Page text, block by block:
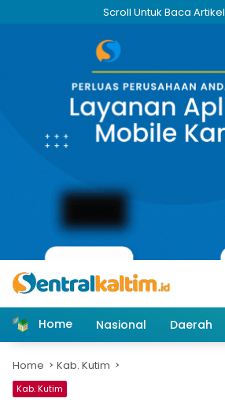
Scroll Untuk Baca Artikel
Home Nasional Daerah
Home Kab. Kutim
Kab. Kutim